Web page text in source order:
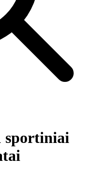
sportiniai